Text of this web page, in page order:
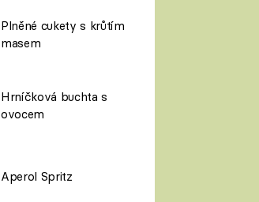
Plněné cukety s krůtím
masem
Hrníčková buchta s
ovocem
Aperol Spritz